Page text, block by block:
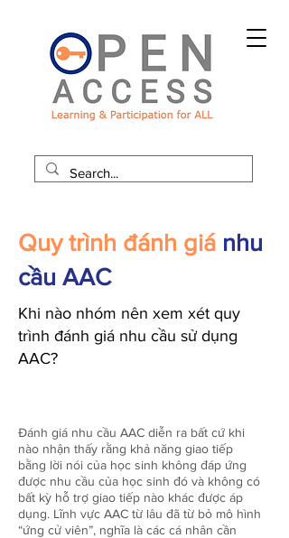
Quy trình đánh giá nhu
cầu AAC
Khi nào nhóm nên xem xét quy
trình đánh giá nhu cầu sử dụng
AAC?
Đánh giá nhu cầu AAC diễn ra bất cứ khi
nào nhận thấy rằng khả năng giao tiếp
bằng lời nói của học sinh không đáp ứng
được nhu cầu của học sinh đó và không có
bất kỳ hỗ trợ giao tiếp nào khác được áp
dụng. Lĩnh vực AAC từ lâu đã từ bỏ mô hình
“ứng cử viên”, nghĩa là các cá nhân cần